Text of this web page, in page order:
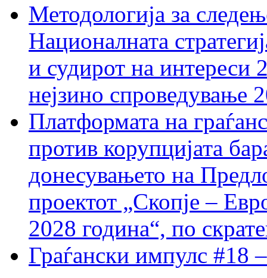
Методологија за
Националната
и судирот на интереси
нејзино спроведување
Платформата на
против корупцијата
донесувањето на
проектот „Скопје –
2028 година“, по
Граѓански импулс #18